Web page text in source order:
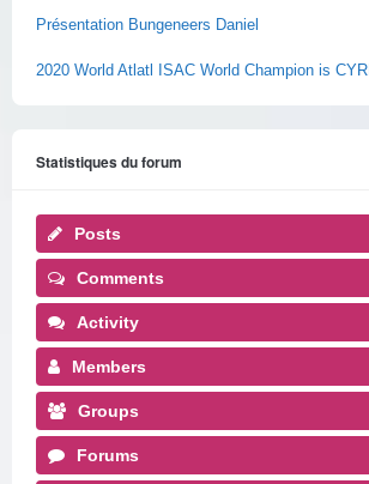
Présentation Bungeneers Daniel
2020 World Atlatl ISAC World Champion is
Statistiques du forum
Posts
Comments
Activity
Members
Groups
Forums